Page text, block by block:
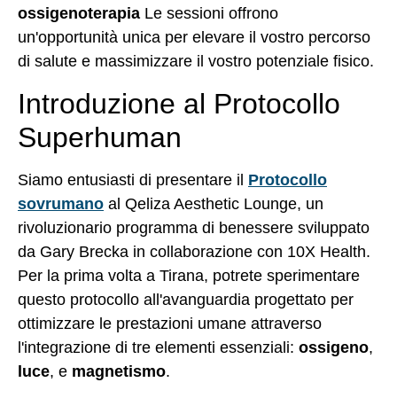
ossigenoterapia Le sessioni offrono
un'opportunità unica per elevare il vostro percorso
di salute e massimizzare il vostro potenziale fisico.
Introduzione al Protocollo
Superhuman
Siamo entusiasti di presentare il Protocollo
sovrumano al Qeliza Aesthetic Lounge, un
rivoluzionario programma di benessere sviluppato
da Gary Brecka in collaborazione con 10X Health.
Per la prima volta a Tirana, potrete sperimentare
questo protocollo all'avanguardia progettato per
ottimizzare le prestazioni umane attraverso
l'integrazione di tre elementi essenziali: ossigeno,
luce, e magnetismo.